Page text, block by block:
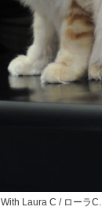
With Laura C / ローラ